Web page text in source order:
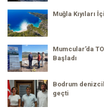
Muğla Kıyıları
Mumcular’da
Başladı
Bodrum
geçti